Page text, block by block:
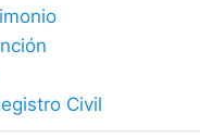
Civil